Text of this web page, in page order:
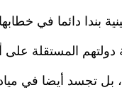
بندا دائما في
المستقلة على
تجسد أيضا في